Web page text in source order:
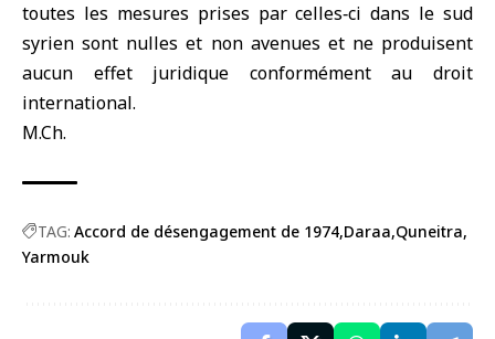
toutes les mesures prises par celles‑ci dans le sud
syrien sont nulles et non avenues et ne produisent
aucun effet juridique conformément au droit
international.
M.Ch.
TAG: Accord de désengagement de 1974 Daraa Quneitra
Yarmouk